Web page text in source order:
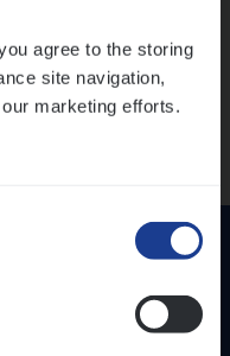
agree to the storing
site navigation,
marketing efforts.
én droge
én op het